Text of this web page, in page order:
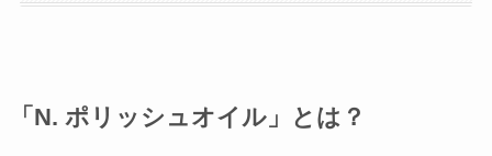
「N. ポリッシュオイル」とは？